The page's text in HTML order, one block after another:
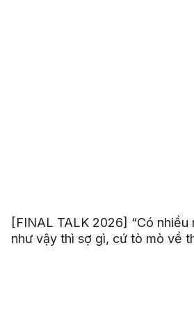
[FINAL TALK 2026] “Có nhiều
như vậy thì sợ gì, cứ tò mò về